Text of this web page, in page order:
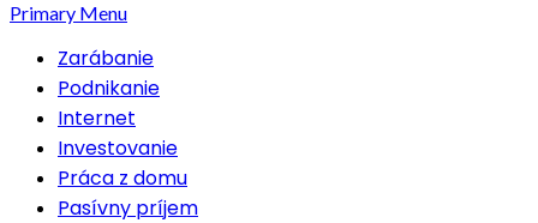
Primary Menu
Zarábanie
Podnikanie
Internet
Investovanie
Práca z domu
Pasívny príjem